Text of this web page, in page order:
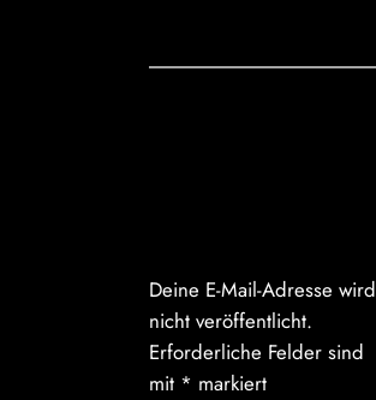
Deine E-Mail-Adresse wird
nicht veröffentlicht.
Erforderliche Felder sind
mit * markiert